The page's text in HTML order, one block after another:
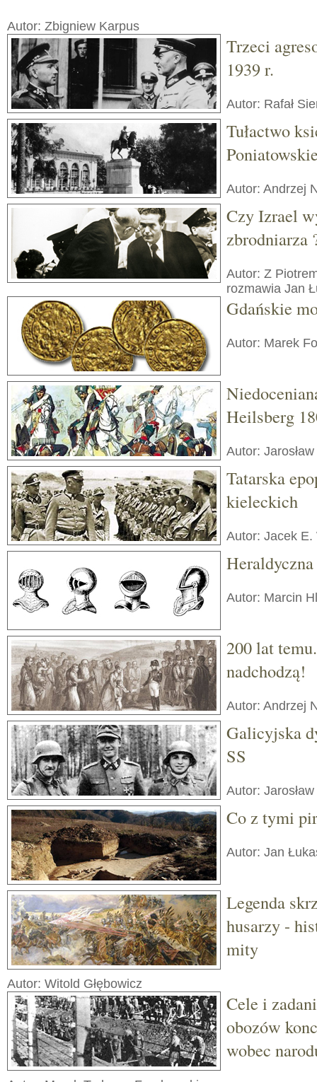
Autor: Zbigniew Karpus
Trzeci
1939 r.
Autor: Rafał
Tułactwo
Autor: Andrzej
Czy Izrael
zbrodniarza
Autor: Z
rozmawia Jan
Gdańskie
Autor: Marek
Heilsberg
Autor:
Tatarska
kieleckich
Autor: Jacek E.
Autor: Marcin
200 lat
nadchodzą!
Autor: Andrzej
Galicyjska
SS
Autor:
Co z tymi
Autor: Jan
Legenda
husarzy -
mity
Autor: Witold Głębowicz
Cele i
obozów
wobec